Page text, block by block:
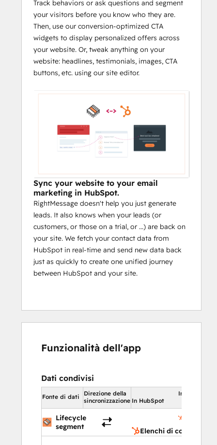
Track behaviors or ask questions and segment
your visitors before you know who they are.
Then, use our conversion-optimized CTA
widgets to display personalized offers across
your website. Or, tweak anything on your
website: headlines, testimonials, images, CTA
buttons, etc. using our site editor.
Sync your website to your email
marketing in HubSpot.
RightMessage doesn't help you just generate
leads. It also knows when your leads (or
customers, or those on a trial, or ...) are back on
your site. We fetch your contact data from
HubSpot in real-time and send new data back
just as quickly to create one unified journey
between HubSpot and your site.
Funzionalità dell'app
Dati condivisi
Fonte di dati
Direzione della
sincronizzazione
In HubSpot
In HubSpot
Lifecycle
segment
Elenchi di contatto